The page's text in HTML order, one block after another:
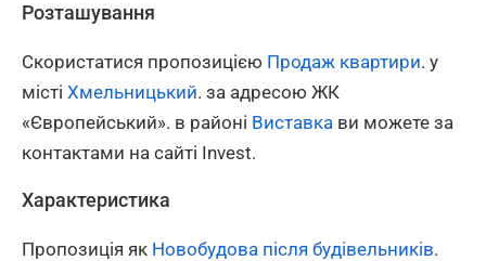
Розташування
Скористатися пропозицією Продаж квартири. у
місті Хмельницький. за адресою ЖК
«Європейський». в районі Виставка ви можете за
контактами на сайті Invest.
Характеристика
Пропозиція як Новобудова після будівельників.